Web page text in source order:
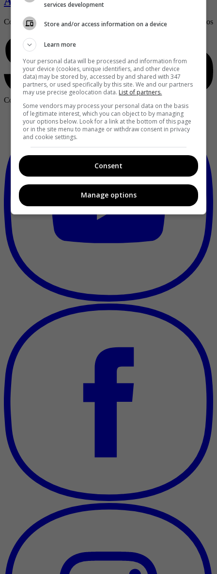
Con motivo del aniversario número 206 de ‘La arenosa’ recopilamos
Copyright ©
services development
Store and/or access information on a device
Learn more
Your personal data will be processed and information from
your device (cookies, unique identifiers, and other device
data) may be stored by, accessed by and shared with 347
partners, or used specifically by this site. We and our partners
may use precise geolocation data. List of partners.
Some vendors may process your personal data on the basis
of legitimate interest, which you can object to by managing
your options below. Look for a link at the bottom of this page
or in the site menu to manage or withdraw consent in privacy
and cookie settings.
Consent
Manage options